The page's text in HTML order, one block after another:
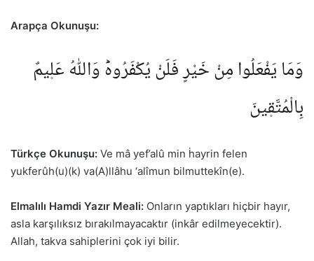
Arapça Okunuşu:
وَمَا يَفْعَلُوا مِنْ خَيْرٍ فَلَنْ يُكْفَرُوهُؕ وَاللّٰهُ عَل۪يمٌ
بِالْمُتَّق۪ينَ
Türkçe Okunuşu: Ve mâ yef’alû min ḣayrin felen
yukferûh(u)(k) va(A)llâhu ‘alîmun bilmuttekîn(e).
Elmalılı Hamdi Yazır Meali: Onların yaptıkları hiçbir hayır,
asla karşılıksız bırakılmayacaktır (inkâr edilmeyecektir).
Allah, takva sahiplerini çok iyi bilir.